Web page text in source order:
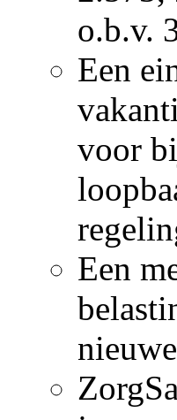
o.b.v.
Een
voor
Een